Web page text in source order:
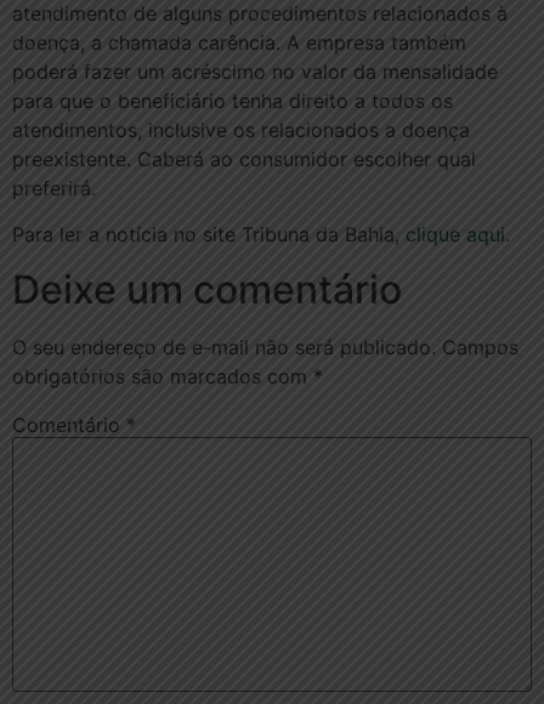
atendimento de alguns procedimentos relacionados à
doença, a chamada carência. A empresa também
poderá fazer um acréscimo no valor da mensalidade
para que o beneficiário tenha direito a todos os
atendimentos, inclusive os relacionados a doença
preexistente. Caberá ao consumidor escolher qual
preferirá.
Para ler a notícia no site Tribuna da Bahia, clique aqui.
Deixe um comentário
O seu endereço de e-mail não será publicado. Campos
obrigatórios são marcados com *
Comentário *